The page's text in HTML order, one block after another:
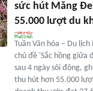
sức hút Măng
55.000 lượt du
Tuần Văn hóa – Du
chủ đề 'Sắc hồng giữa
sau 4 ngày sôi động,
thu hút hơn 55.000